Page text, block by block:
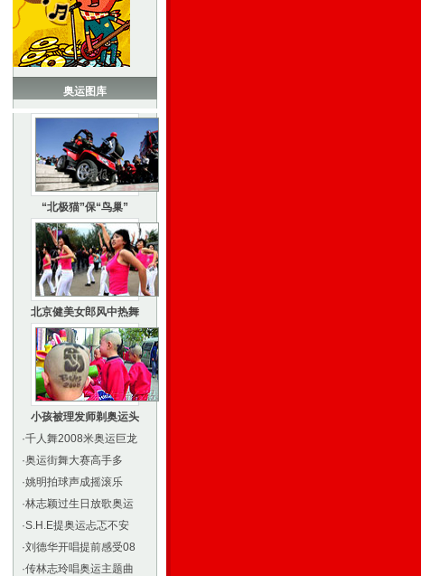
奥运图库
“北极猫”保“鸟巢”
北京健美女郎风中热舞
小孩被理发师剃奥运头
·千人舞2008米奥运巨龙
·奥运街舞大赛高手多
·姚明拍球声成摇滚乐
·林志颖过生日放歌奥运
·S.H.E提奥运忐忑不安
·刘德华开唱提前感受08
·传林志玲唱奥运主题曲